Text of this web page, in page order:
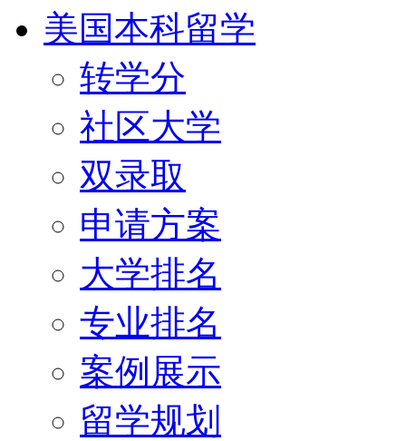
美国本科留学
转学分
社区大学
双录取
申请方案
大学排名
专业排名
案例展示
留学规划